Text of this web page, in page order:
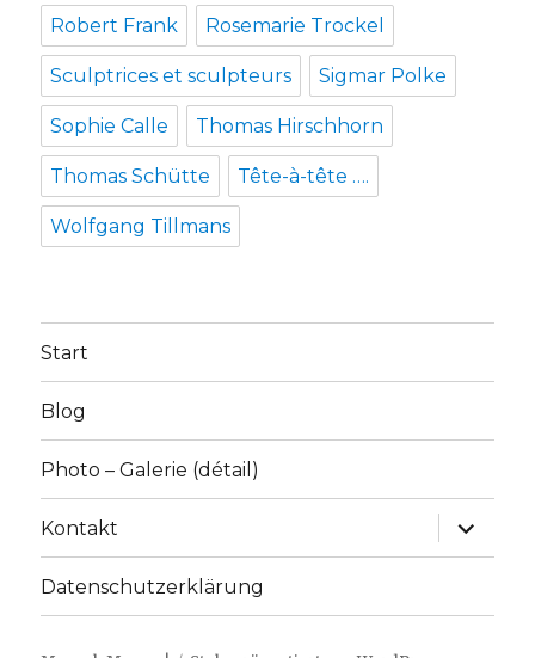
Robert Frank Rosemarie Trockel
Sculptrices et sculpteurs Sigmar Polke
Sophie Calle Thomas Hirschhorn
Thomas Schütte Tête-à-tête ….
Wolfgang Tillmans
Start
Blog
Photo – Galerie (détail)
Kontakt
Datenschutzerklärung